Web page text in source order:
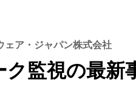
ェア・ジャパン株式会社
ク監視の最